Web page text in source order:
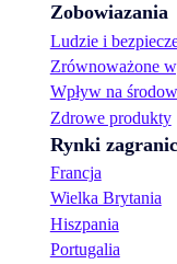
Zobowiazania
Ludzie i
Zrównoważone
Wpływ na
Zdrowe produkty
Rynki
Francja
Wielka Brytania
Hiszpania
Portugalia